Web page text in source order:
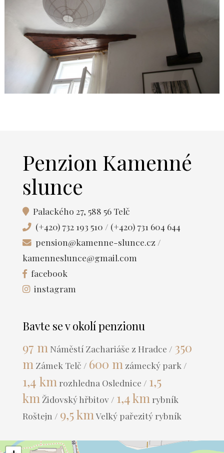
Penzion Kamenné
slunce
Palackého 27, 588 56 Telč
(+420) 732 193 510 / (+420) 731 604 644
pension@kamenne-slunce.cz /
kamenneslunce@gmail.com
facebook
instagram
Bavte se v okolí penzionu
97 m Náměstí Zachariáše z Hradce / 350
m Zámek Telč / 600 m zámecký park /
1,4 km rozhledna Oslednice / 1,5
km Židovský hřbitov / 1,4 km rybník
Roštejn / 9,5 kmVelký pařezitý rybník